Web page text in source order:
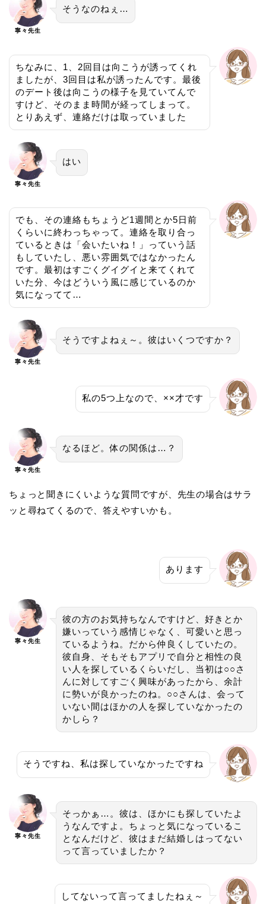
寧々先生
そうなのねぇ…
ちなみに、1、2回目は向こうが誘ってくれ
ましたが、3回目は私が誘ったんです。最後
のデート後は向こうの様子を見ていてんで
すけど、そのまま時間が経ってしまって。
とりあえず、連絡だけは取っていました
寧々先生
はい
でも、その連絡もちょうど1週間とか5日前
くらいに終わっちゃって。連絡を取り合っ
ているときは「会いたいね！」っていう話
もしていたし、悪い雰囲気ではなかったん
です。最初はすごくグイグイと来てくれて
いた分、今はどういう風に感じているのか
気になってて…
寧々先生
そうですよねぇ～。彼はいくつですか？
私の5つ上なので、××才です
寧々先生
なるほど。体の関係は…？
ちょっと聞きにくいような質問ですが、先生の場合はサラ
ッと尋ねてくるので、答えやすいかも。
あります
寧々先生
彼の方のお気持ちなんですけど、好きとか
嫌いっていう感情じゃなく、可愛いと思っ
ているようね。だから仲良くしていたの。
彼自身、そもそもアプリで自分と相性の良
い人を探しているくらいだし、当初は○○さ
んに対してすごく興味があったから、余計
に勢いが良かったのね。○○さんは、会って
いない間はほかの人を探していなかったの
かしら？
そうですね、私は探していなかったですね
寧々先生
そっかぁ…。彼は、ほかにも探していたよ
うなんですよ。ちょっと気になっているこ
となんだけど、彼はまだ結婚しはってない
って言っていましたか？
してないって言ってましたねぇ～